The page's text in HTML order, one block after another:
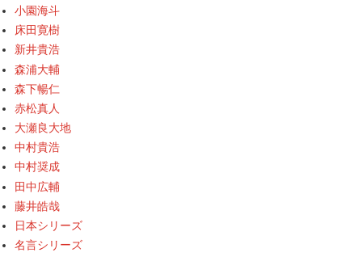
小園海斗
床田寛樹
新井貴浩
森浦大輔
森下暢仁
赤松真人
大瀬良大地
中村貴浩
中村奨成
田中広輔
藤井皓哉
日本シリーズ
名言シリーズ